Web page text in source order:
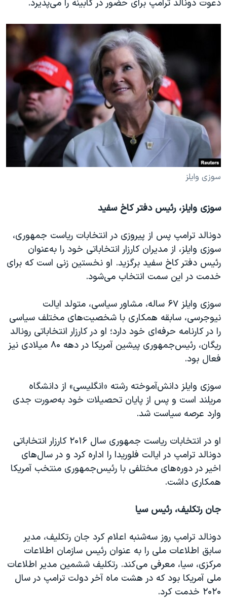
دعوت دونالد ترامپ برای حضور در کابینه را می‌پذیرد.
سوزی وایلز
سوزی وایلز، رئیس دفتر کاخ سفید
دونالد ترامپ پس از پیروزی در انتخابات ریاست جمهوری،
سوزی وایلز، از مدیران کارزار انتخاباتی خود را به‌عنوان
رئیس دفتر کاخ سفید برگزید. او نخستین زنی است که برای
خدمت در این سمت انتخاب می‌شود.
سوزی وایلز ۶۷ ساله، مشاور سیاسی، متولد ایالت
نیوجرسی، سابقه همکاری با شخصیت‌های مختلف سیاسی
را در کارنامه حرفه‌ای خود دارد؛ او در کارزار انتخاباتی رونالد
ریگان، رئیس‌جمهوری پیشین آمریکا در دهه ۸۰ میلادی نیز
فعال بود.
سوزی وایلز دانش‌آموخته رشته «انگلیسی» از دانشگاه
مریلند است و پس از پایان تحصیلات خود به‌صورت جدی
وارد عرصه سیاست شد.
او در انتخابات ریاست جمهوری سال ۲۰۱۶ کارزار انتخاباتی
دونالد ترامپ در ایالت فلوریدا را اداره کرد و در سال‌های
اخیر در دوره‌های مختلفی با رئیس‌جمهوری منتخب آمریکا
همکاری داشت.
جان رتکلیف، رئیس سیا
دونالد ترامپ روز سه‌شنبه اعلام کرد جان رتکلیف، مدیر
سابق اطلاعات ملی را به عنوان رئیس سازمان اطلاعات
مرکزی، سیا، معرفی می‌کند. رتکلیف ششمین مدیر اطلاعات
ملی آمریکا بود که در هشت ماه آخر دولت ترامپ در سال
۲۰۲۰ خدمت کرد.